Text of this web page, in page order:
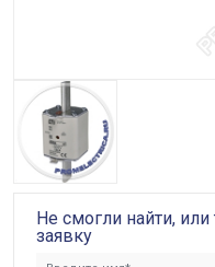
Не смогли найти,
заявку